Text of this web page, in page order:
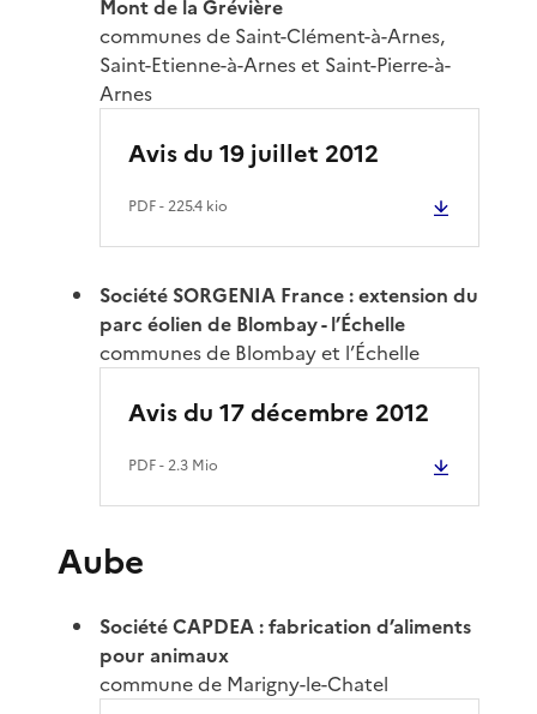
Mont de la Grévière
communes de Saint-Clément-à-Arnes,
Saint-Etienne-à-Arnes et Saint-Pierre-à-
Arnes
Avis du 19 juillet 2012
PDF- 225.4 kio
Société SORGENIA France : extension du
parc éolien de Blombay - l’Échelle
communes de Blombay et l’Échelle
Avis du 17 décembre 2012
PDF- 2.3 Mio
Aube
Société CAPDEA : fabrication d’aliments
pour animaux
commune de Marigny-le-Chatel